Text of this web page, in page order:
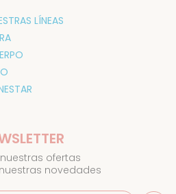
LÍNEAS
ofertas
novedades